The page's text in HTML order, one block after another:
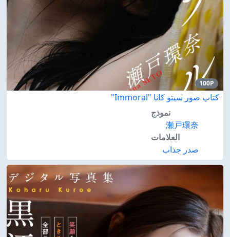
100P
كتاب صور سيتو كانا "Immoral"
نموذج
瀬戸環奈
العلامات
صدر جذاب